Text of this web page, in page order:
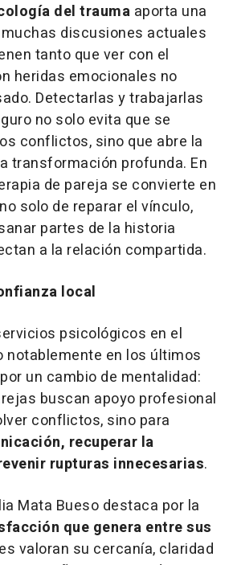
del trauma aporta una
discusiones actuales
tanto que ver con el
heridas emocionales no
Detectarlas y trabajarlas
no solo evita que se
conflictos, sino que abre la
transformación profunda. En
de pareja se convierte en
solo de reparar el vínculo,
partes de la historia
a la relación compartida.
local
psicológicos en el
notablemente en los últimos
un cambio de mentalidad:
buscan apoyo profesional
conflictos, sino para
recuperar la
rupturas innecesarias.
Mata Bueso destaca por la
que genera entre sus
valoran su cercanía, claridad